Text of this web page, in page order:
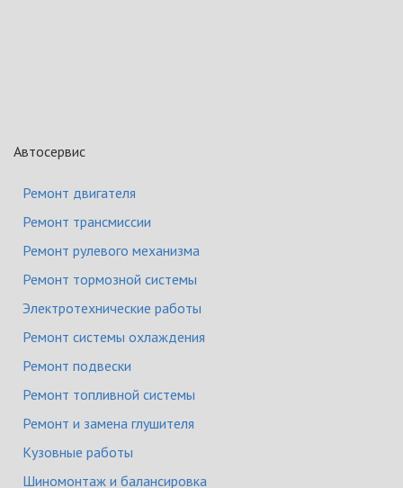
Автосервис
Ремонт двигателя
Ремонт трансмиссии
Ремонт рулевого механизма
Ремонт тормозной системы
Электротехнические работы
Ремонт системы охлаждения
Ремонт подвески
Ремонт топливной системы
Ремонт и замена глушителя
Кузовные работы
Шиномонтаж и балансировка